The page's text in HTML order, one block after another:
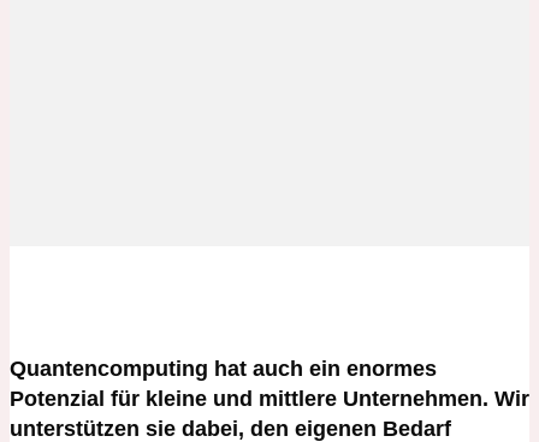
Quantencomputing hat auch ein enormes
Potenzial für kleine und mittlere Unternehmen. Wir
unterstützen sie dabei, den eigenen Bedarf